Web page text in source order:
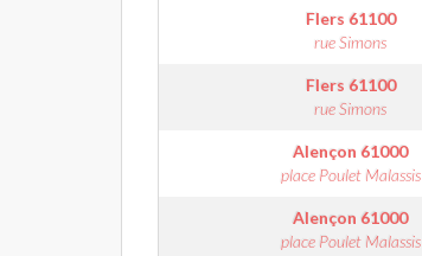
Flers 61100
rue Simons
Flers 61100
rue Simons
Alençon 61000
place Poulet Malassis
Alençon 61000
place Poulet Malassis